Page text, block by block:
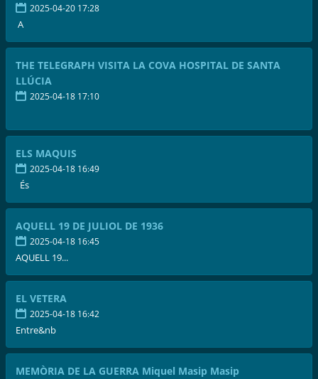
2025-04-20 17:28
A
THE TELEGRAPH VISITA LA COVA HOSPITAL DE SANTA
LLÚCIA
2025-04-18 17:10
ELS MAQUIS
2025-04-18 16:49
És
AQUELL 19 DE JULIOL DE 1936
2025-04-18 16:45
AQUELL 19...
EL VETERA
2025-04-18 16:42
Entre&nb
MEMÒRIA DE LA GUERRA Miquel Masip Masip